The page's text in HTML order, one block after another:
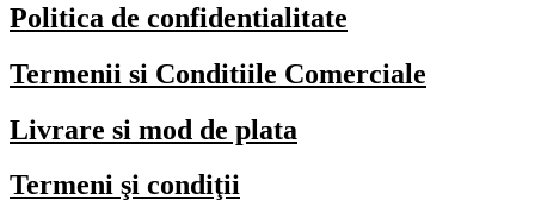
Politica de confidentialitate
Termenii si Conditiile Comerciale
Livrare si mod de plata
Termeni şi condiţii